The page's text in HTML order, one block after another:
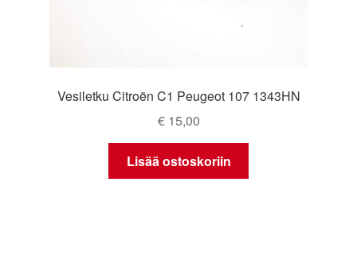
Vesiletku Citroën C1 Peugeot 107 1343HN
€15,00
Lisää ostoskoriin